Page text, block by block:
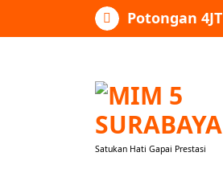
Potongan 4JT
Satukan Hati Gapai Prestasi